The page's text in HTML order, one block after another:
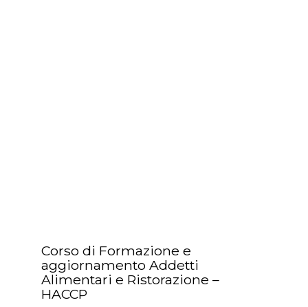
Corso di Formazione e
aggiornamento Addetti
Alimentari e Ristorazione –
HACCP